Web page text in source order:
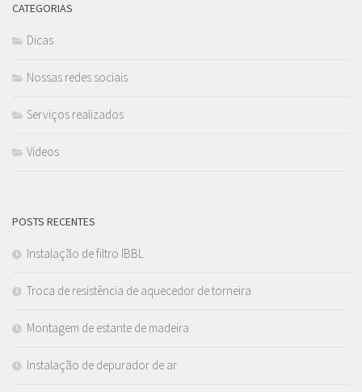
CATEGORIAS
Dicas
Nossas redes sociais
Serviços realizados
Videos
POSTS RECENTES
Instalação de filtro IBBL
Troca de resistência de aquecedor de torneira
Montagem de estante de madeira
Instalação de depurador de ar